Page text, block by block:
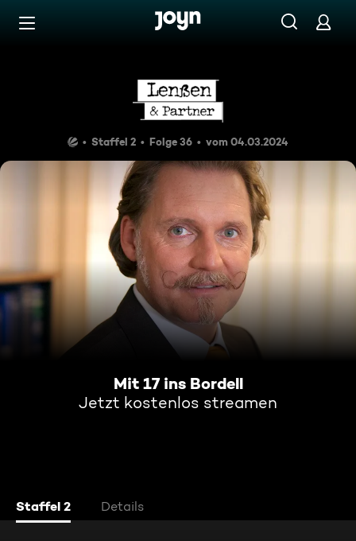
Zum Inhalt springen
Mit 17 ins Bordell
Staffel 2 Folge 36 vom 04.03.2024
Mit 17 ins Bordell
Jetzt kostenlos streamen
Staffel 2 Details